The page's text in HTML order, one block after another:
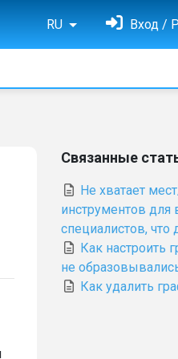
RU Вход /
Связанные
Не хватает
инструментов для
специалистов, что
Как настроить
не
Как удалить